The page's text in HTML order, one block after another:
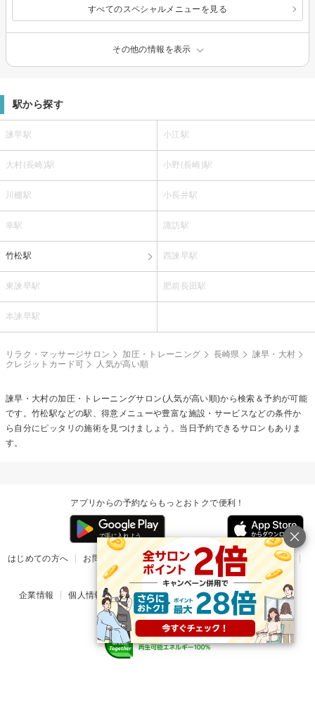
すべてのスペシャルメニューを見る
その他の情報を表示
駅から探す
諫早駅 小江駅
大村(長崎)駅 小野(長崎)駅
川棚駅 小長井駅
幸駅 諏訪駅
竹松駅 西諫早駅
東諫早駅 肥前長田駅
本諫早駅
リラク・マッサージサロン 加圧・トレーニング 長崎県
諫早・大村
クレジットカード可
人気が高い順
諫早・大村の加圧・トレーニングサロン(人気が高い順)から検索＆予約が可能
です。竹松駅などの駅、得意メニューや豊富な施設・サービスなどの条件か
ら自分にピッタリの施術を見つけましょう。当日予約できるサロンもありま
す。
アプリからの予約ならもっとおトクで便利！
はじめての方へ お問い合わせ ヘルプ リリース情報
利用規約
掲載ご希望のサロン様
企業情報 個人情報保護方針 楽天のサービス一覧 アプリ一覧
© Rakuten Group, Inc.